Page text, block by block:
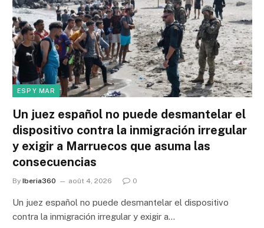
ESP Y MAR
Un juez español no puede desmantelar el
dispositivo contra la inmigración irregular
y exigir a Marruecos que asuma las
consecuencias
By Iberia360 août 4, 2026 0
Un juez español no puede desmantelar el dispositivo
contra la inmigración irregular y exigir a…